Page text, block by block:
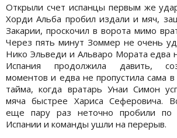
Открыли счет испанцы первым же
Хорди Альба пробил издали и мяч,
Закарии, проскочил в ворота мимо
Через пять минут Зоммер не очень
Нико Эльведи и Альваро Мората едва
Испания продолжила давить,
моментов и едва не пропустила сама
тайма, когда вратарь Унаи Симон
мяча быстрее Хариса Сеферовича.
еще пару раз неточно пробили по
Испании и команды ушли на перерыв.